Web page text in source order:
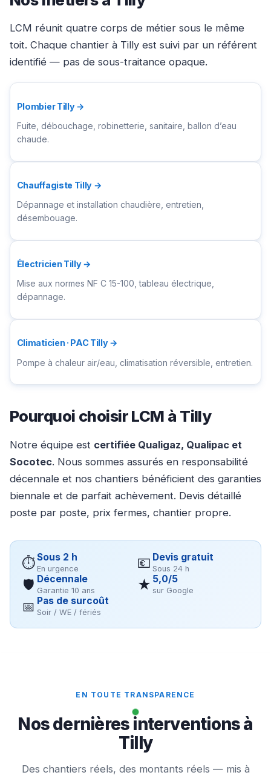
LCM réunit quatre corps de métier sous le même
toit. Chaque chantier à Tilly est suivi par un référent
identifié — pas de sous-traitance opaque.
Plombier Tilly →
Fuite, débouchage, robinetterie, sanitaire, ballon d’eau
chaude.
Chauffagiste Tilly →
Dépannage et installation chaudière, entretien,
désembouage.
Électricien Tilly →
Mise aux normes NF C 15-100, tableau électrique,
dépannage.
Climaticien · PAC Tilly →
Pompe à chaleur air/eau, climatisation réversible, entretien.
Pourquoi choisir LCM à Tilly
Notre équipe est certifiée Qualigaz, Qualipac et
Socotec. Nous sommes assurés en responsabilité
décennale et nos chantiers bénéficient des garanties
biennale et de parfait achèvement. Devis détaillé
poste par poste, prix fermes, chantier propre.
⏱Sous 2 h
En urgence 💶 Devis gratuit
Sous 24 h
🛡 Décennale
Garantie 10 ans ★ 5,0/5
sur Google
📅 Pas de surcoût
Soir / WE / fériés
EN TOUTE TRANSPARENCE
Nos dernières interventions à
Tilly
Des chantiers réels, des montants réels — mis à